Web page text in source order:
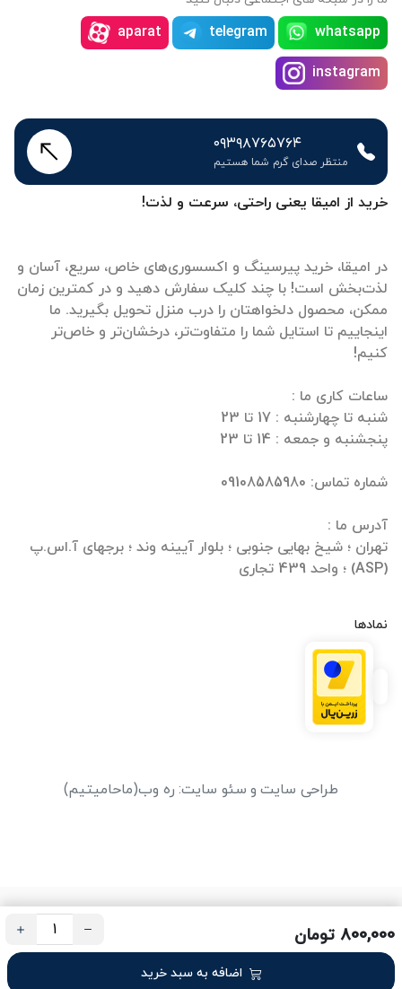
800,000 تومان
اضافه به سبد خرید
خرید از امیقا یعنی راحتی، سرعت و لذت!
در امیقا، خرید پیرسینگ و اکسسوری‌های خاص، سریع، آسان و
لذت‌بخش است! با چند کلیک سفارش دهید و در کمترین زمان
ممکن، محصول دلخواهتان را درب منزل تحویل بگیرید. ما
اینجاییم تا استایل شما را متفاوت‌تر، درخشان‌تر و خاص‌تر
تهران ؛ شیخ بهایی جنوبی ؛ بلوار آیینه وند ؛ برجهای آ.اس.پ
(ASP) ؛ واحد 439 تجاری
نمادها
whatsapp
telegram
aparat
instagram
۰۹۳۹۸۷۶۵۷۶۴
منتظر صدای گرم شما هستیم
طراحی سایت و سئو سایت: ره وب(ماحامیتیم)